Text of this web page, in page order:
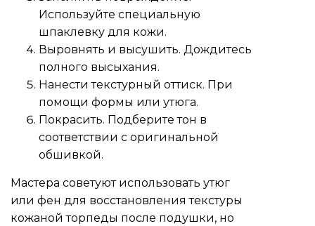
Используйте специальную
шпаклевку для кожи.
Выровнять и высушить. Дождитесь
полного высыхания.
Нанести текстурный оттиск. При
помощи формы или утюга.
Покрасить. Подберите тон в
соответствии с оригинальной
обшивкой.
Мастера советуют использовать утюг
или фен для восстановления текстуры
кожаной торпеды после подушки, но